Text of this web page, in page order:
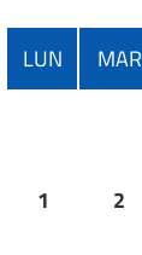
LUN MAR
1 2